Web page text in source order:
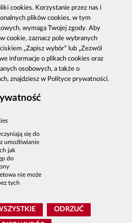
Centrala CBA w Warszawie
Delegatury CBA
Zgłoś korupcję
Dla mediów
Sygnaliści - zgłoszenia zewnętrzne
korupcji: 800 808 808, email:
22 437 2297, tel.: 22 437 2222, email:
cba.gov.pl
cookies. Korzystanie przez nas i
plików cookies, w tym
wymaga Twojej zgody. Aby
cookie, zaznacz pole wybranych
„Zapisz wybór” lub „Zezwól
informacje o plikach cookies oraz
osobowych, a także o
znajdziesz w Polityce prywatności.
się do
umożliwianie
jak
do
nie może
tych